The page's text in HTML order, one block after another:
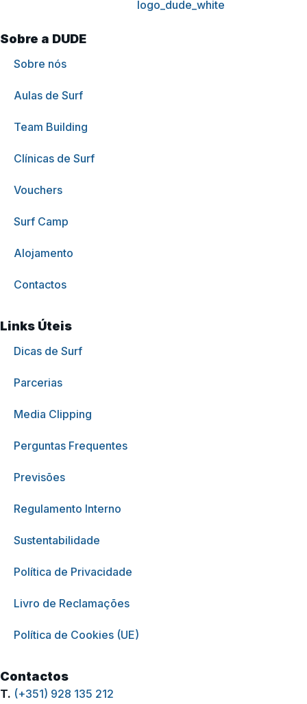
Sobre a DUDE
Sobre nós
Aulas de Surf
Team Building
Clínicas de Surf
Vouchers
Surf Camp
Alojamento
Contactos
Links Úteis
Dicas de Surf
Parcerias
Media Clipping
Perguntas Frequentes
Previsões
Regulamento Interno
Sustentabilidade
Política de Privacidade
Livro de Reclamações
Política de Cookies (UE)
Contactos
T. (+351) 928 135 212